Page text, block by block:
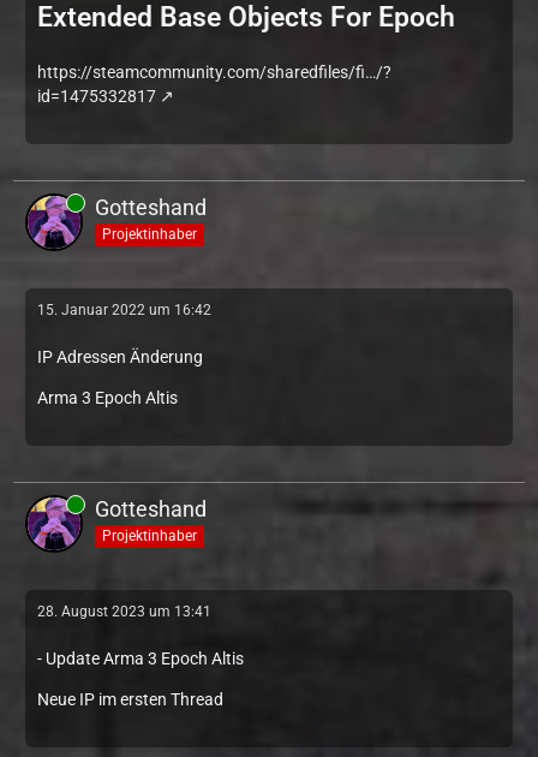
Extended Base Objects For Epoch
https://steamcommunity.com/sharedfiles/fi…/?
id=1475332817
Gotteshand
Projektinhaber
15. Januar 2022 um 16:42
IP Adressen Änderung
Arma 3 Epoch Altis
Gotteshand
Projektinhaber
28. August 2023 um 13:41
- Update Arma 3 Epoch Altis
Neue IP im ersten Thread